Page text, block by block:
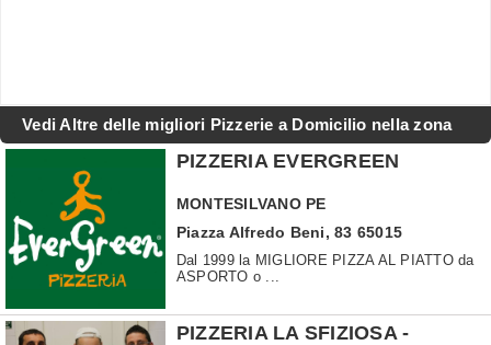
Vedi Altre delle migliori Pizzerie a Domicilio nella zona
PIZZERIA EVERGREEN
MONTESILVANO PE
Piazza Alfredo Beni, 83 65015
Dal 1999 la MIGLIORE PIZZA AL PIATTO da
ASPORTO o ...
PIZZERIA LA SFIZIOSA -